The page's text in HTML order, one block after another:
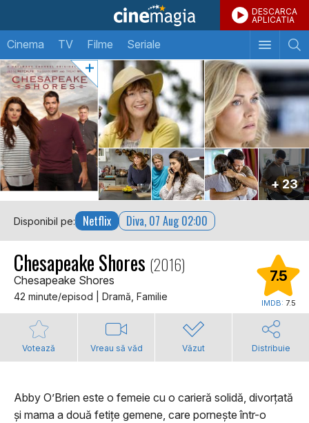
DESCARCA
APLICATIA
Cinema TV Filme Seriale
+ 23
Disponibil pe: Netflix Diva, 07 Aug 02:00
Chesapeake Shores (2016)
Chesapeake Shores
42 minute/episod | Dramă, Familie
7.5
IMDB: 7.5
Votează Vreau să văd Văzut Distribuie
Abby O’Brien este o femeie cu o carieră solidă, divorțată
și mama a două fetițe gemene, care pornește într-o